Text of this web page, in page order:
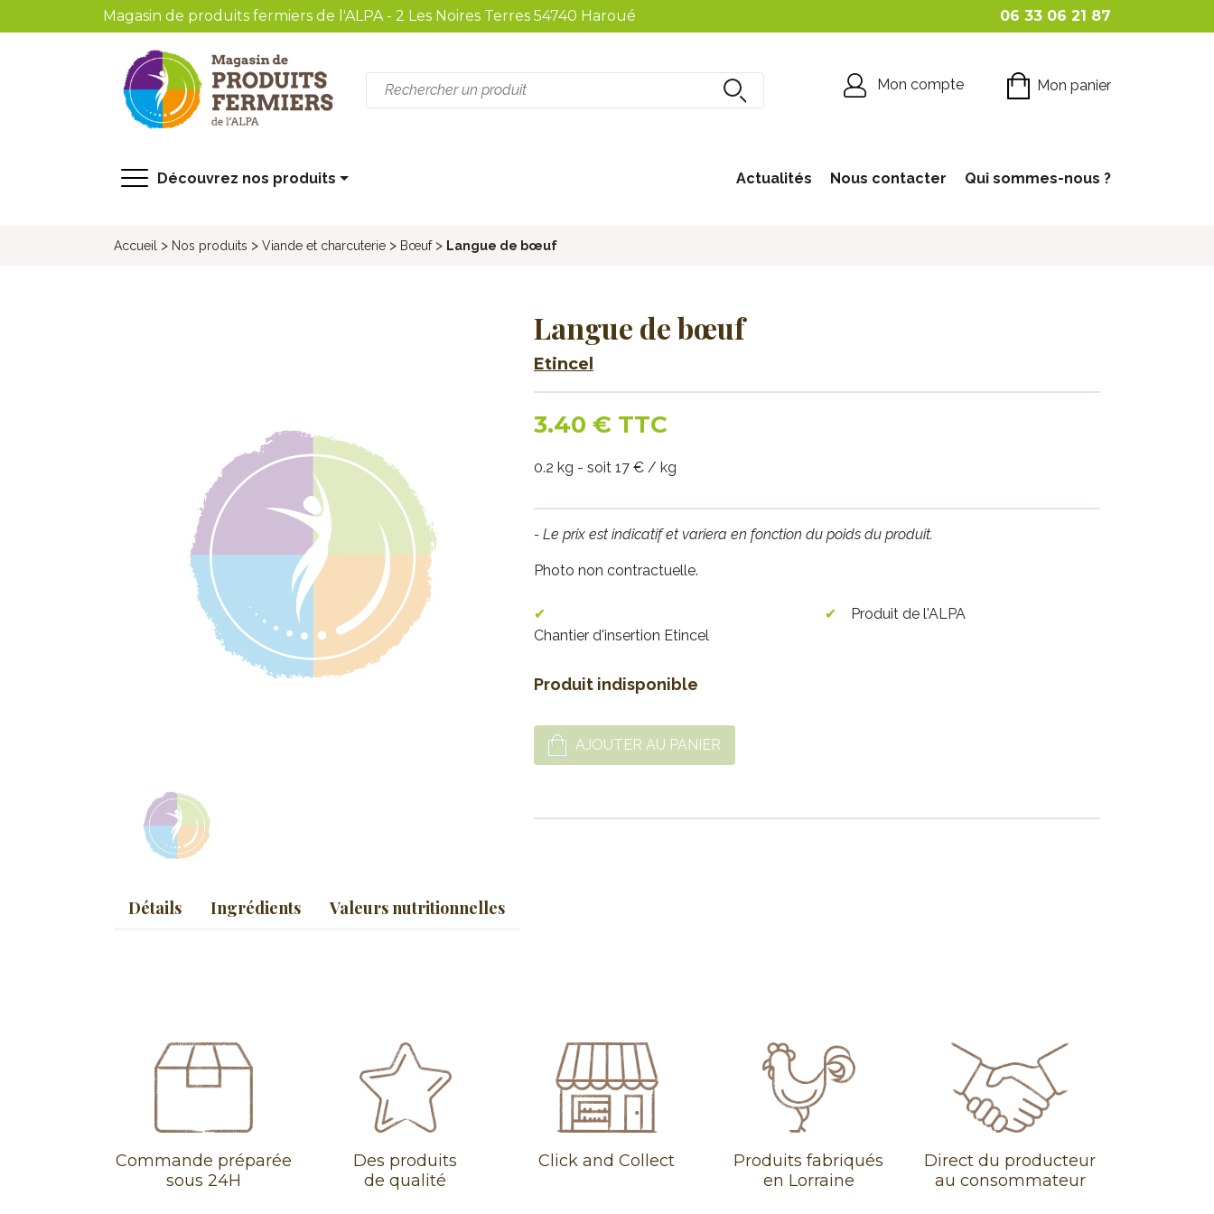
Magasin de produits fermiers de l'ALPA - 2 Les Noires Terres 54740 Haroué 06 33 06 21 87
recherche Mon compte Mon panier
Découvrez nos produits Actualités Nous contacter Qui sommes-nous ?
Accueil > Nos produits > Viande et charcuterie > Bœuf> Langue de bœuf
Langue de bœuf
Etincel
3.40 € TTC
0.2 kg - soit 17 € / kg
- Le prix est indicatif et variera en fonction du poids du produit.
Photo non contractuelle.
Chantier d'insertion Etincel
Produit de l'ALPA
Produit indisponible
AJOUTER AU PANIER
Détails Ingrédients Valeurs nutritionnelles
Commande préparée
sous 24H
Des produits
de qualité
Click and Collect
Produits fabriqués
en Lorraine
Direct du producteur
au consommateur